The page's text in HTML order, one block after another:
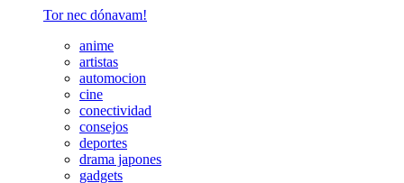
Tor nec dónavam!
anime
artistas
automocion
cine
conectividad
consejos
deportes
drama japones
gadgets